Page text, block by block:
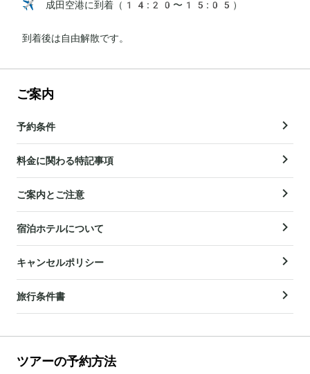
✈️ 成田空港に到着（14:20〜15:05）
到着後は自由解散です。
ご案内
予約条件
料金に関わる特記事項
ご案内とご注意
宿泊ホテルについて
キャンセルポリシー
旅行条件書
ツアーの予約方法